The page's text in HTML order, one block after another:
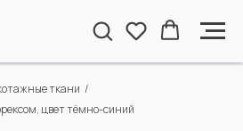
ткани /
цвет тёмно-синий